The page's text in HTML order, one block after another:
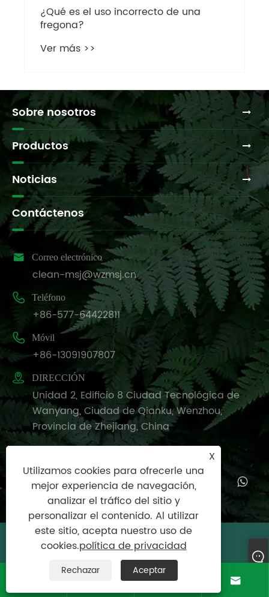
¿Qué es el uso incorrecto de una
fregona?
Ver más >>
Sobre nosotros
Productos
Noticias
Contáctenos
 Correo electrónico
clean-msj@wzmsj.cn
 Teléfono
+86-577-64422811
 Móvil
+86-13091907807
 DIRECCIÓN
Unidad 2, Edificio 8 Ciudad Tecnológica de
Wanyang, Ciudad de Qianku, Wenzhou,
Provincia de Zhejiang, China
Copyright © 2025 Wenzhou Meishijie
Household Products Co., Ltd. Todos los
derechos reservados.
 
X
Utilizamos cookies para ofrecerle una
mejor experiencia de navegación,
analizar el tráfico del sitio y
personalizar el contenido. Al utilizar
este sitio, acepta nuestro uso de
cookies.política de privacidad
Rechazar Aceptar